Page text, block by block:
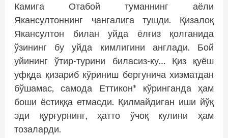
Камига Отабой туманнинг аёли
Якансултоннинг чангалига тушди. Қизалоқ
Якансултон билан уйда ёлғиз қолганида
ўзининг бу уйда кимлигини англади. Бой
уйининг ўтир-турини биласиз-ку… Қиз қуёш
уфқда қизариб кўриниш бергунича хизматдан
бўшамас, самода Еттикон* кўринганда ҳам
боши ёстиққа етмасди. Қилмайдиган иши йўқ
эди қурғурнинг, ҳатто ўчоқ кулини ҳам
тозаларди.